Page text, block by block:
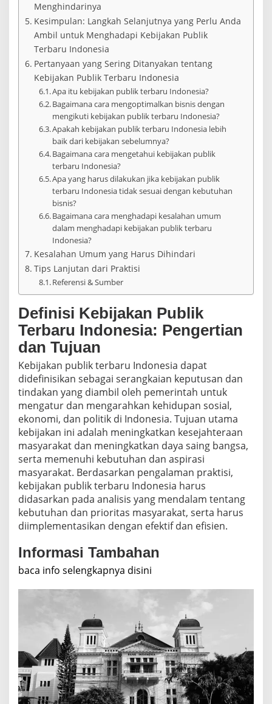
Menghindarinya
Kesimpulan: Langkah Selanjutnya yang Perlu Anda
Ambil untuk Menghadapi Kebijakan Publik
Terbaru Indonesia
Pertanyaan yang Sering Ditanyakan tentang
Kebijakan Publik Terbaru Indonesia
Apa itu kebijakan publik terbaru Indonesia?
Bagaimana cara mengoptimalkan bisnis dengan
mengikuti kebijakan publik terbaru Indonesia?
Apakah kebijakan publik terbaru Indonesia lebih
baik dari kebijakan sebelumnya?
Bagaimana cara mengetahui kebijakan publik
terbaru Indonesia?
Apa yang harus dilakukan jika kebijakan publik
terbaru Indonesia tidak sesuai dengan kebutuhan
bisnis?
Bagaimana cara menghadapi kesalahan umum
dalam menghadapi kebijakan publik terbaru
Indonesia?
Kesalahan Umum yang Harus Dihindari
Tips Lanjutan dari Praktisi
Referensi & Sumber
Definisi Kebijakan Publik
Terbaru Indonesia: Pengertian
dan Tujuan
Kebijakan publik terbaru Indonesia dapat
didefinisikan sebagai serangkaian keputusan dan
tindakan yang diambil oleh pemerintah untuk
mengatur dan mengarahkan kehidupan sosial,
ekonomi, dan politik di Indonesia. Tujuan utama
kebijakan ini adalah meningkatkan kesejahteraan
masyarakat dan meningkatkan daya saing bangsa,
serta memenuhi kebutuhan dan aspirasi
masyarakat. Berdasarkan pengalaman praktisi,
kebijakan publik terbaru Indonesia harus
didasarkan pada analisis yang mendalam tentang
kebutuhan dan prioritas masyarakat, serta harus
diimplementasikan dengan efektif dan efisien.
Informasi Tambahan
baca info selengkapnya disini